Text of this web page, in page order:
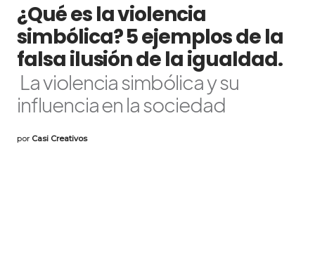
¿Qué es la violencia
simbólica? 5 ejemplos de la
falsa ilusión de la igualdad.
La violencia simbólica y su
influencia en la sociedad
por Casi Creativos